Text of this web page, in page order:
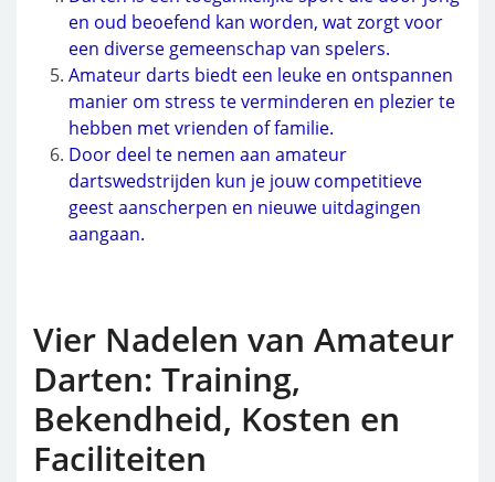
en oud beoefend kan worden, wat zorgt voor
een diverse gemeenschap van spelers.
Amateur darts biedt een leuke en ontspannen
manier om stress te verminderen en plezier te
hebben met vrienden of familie.
Door deel te nemen aan amateur
dartswedstrijden kun je jouw competitieve
geest aanscherpen en nieuwe uitdagingen
aangaan.
Vier Nadelen van Amateur
Darten: Training,
Bekendheid, Kosten en
Faciliteiten